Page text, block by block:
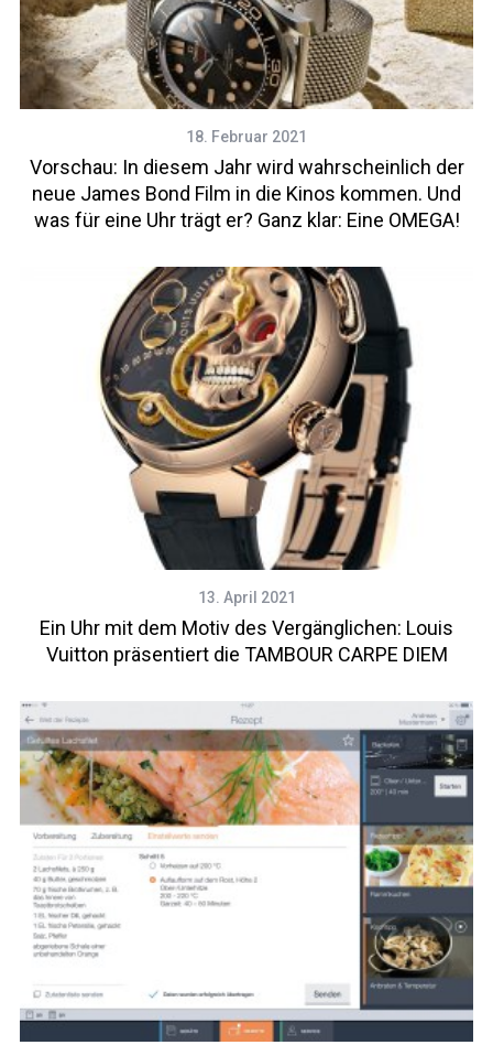
18. Februar 2021
Vorschau: In diesem Jahr wird wahrscheinlich der
neue James Bond Film in die Kinos kommen. Und
was für eine Uhr trägt er? Ganz klar: Eine OMEGA!
13. April 2021
Ein Uhr mit dem Motiv des Vergänglichen: Louis
Vuitton präsentiert die TAMBOUR CARPE DIEM